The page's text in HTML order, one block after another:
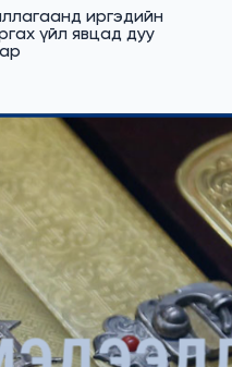
иргэдийн
үйл явцад дуу